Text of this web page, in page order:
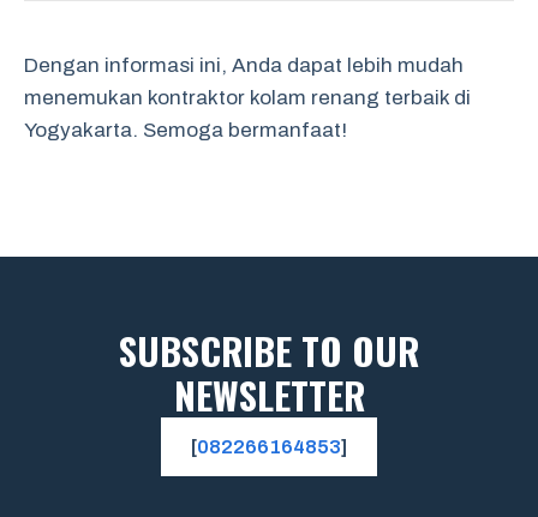
Dengan informasi ini, Anda dapat lebih mudah
menemukan kontraktor kolam renang terbaik di
Yogyakarta. Semoga bermanfaat!
SUBSCRIBE TO OUR
NEWSLETTER
[082266164853]